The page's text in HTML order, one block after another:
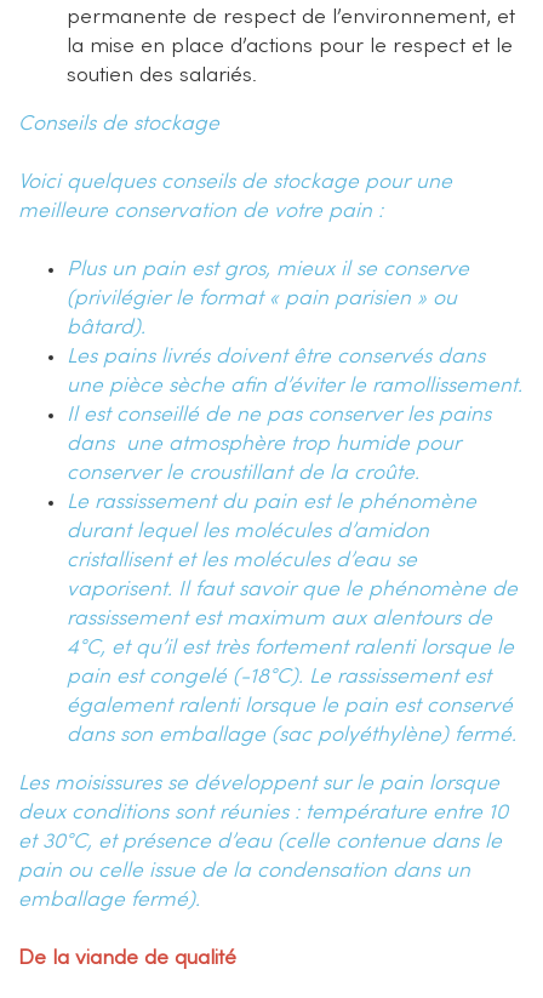
permanente de respect de l’environnement, et
la mise en place d’actions pour le respect et le
soutien des salariés.
Conseils de stockage
Voici quelques conseils de stockage pour une
meilleure conservation de votre pain :
Plus un pain est gros, mieux il se conserve
(privilégier le format « pain parisien » ou
bâtard).
Les pains livrés doivent être conservés dans
une pièce sèche afin d’éviter le ramollissement.
Il est conseillé de ne pas conserver les pains
dans une atmosphère trop humide pour
conserver le croustillant de la croûte.
Le rassissement du pain est le phénomène
durant lequel les molécules d’amidon
cristallisent et les molécules d’eau se
vaporisent. Il faut savoir que le phénomène de
rassissement est maximum aux alentours de
4°C, et qu’il est très fortement ralenti lorsque le
pain est congelé (-18°C). Le rassissement est
également ralenti lorsque le pain est conservé
dans son emballage (sac polyéthylène) fermé.
Les moisissures se développent sur le pain lorsque
deux conditions sont réunies : température entre 10
et 30°C, et présence d’eau (celle contenue dans le
pain ou celle issue de la condensation dans un
emballage fermé).
De la viande de qualité